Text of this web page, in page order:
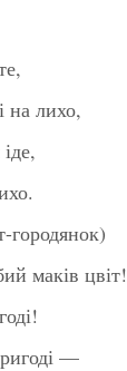
на лихо,
городянок)
маків цвіт!
—